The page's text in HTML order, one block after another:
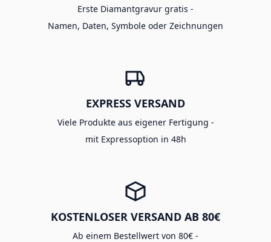
Erste Diamantgravur gratis -
Namen, Daten, Symbole oder Zeichnungen
EXPRESS VERSAND
Viele Produkte aus eigener Fertigung -
mit Expressoption in 48h
KOSTENLOSER VERSAND AB 80€
Ab einem Bestellwert von 80€ -